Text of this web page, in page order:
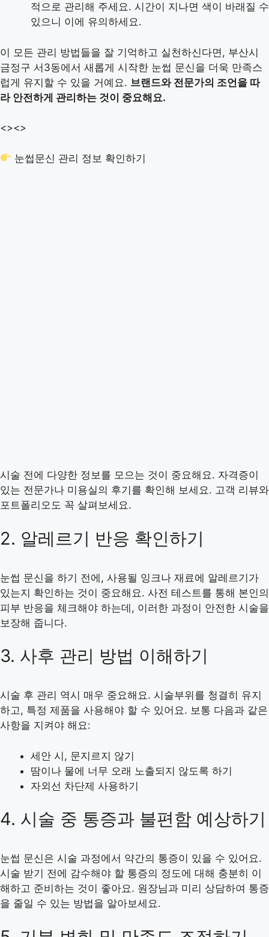
적으로 관리해 주세요. 시간이 지나면 색이 바래질 수
있으니 이에 유의하세요.
이 모든 관리 방법들을 잘 기억하고 실천하신다면, 부산시
금정구 서3동에서 새롭게 시작한 눈썹 문신을 더욱 만족스
럽게 유지할 수 있을 거예요. 브랜드와 전문가의 조언을 따
라 안전하게 관리하는 것이 중요해요.
<><>
눈썹문신 관리 정보 확인하기
시술 전에 다양한 정보를 모으는 것이 중요해요. 자격증이
있는 전문가나 미용실의 후기를 확인해 보세요. 고객 리뷰와
포트폴리오도 꼭 살펴보세요.
2. 알레르기 반응 확인하기
눈썹 문신을 하기 전에, 사용될 잉크나 재료에 알레르기가
있는지 확인하는 것이 중요해요. 사전 테스트를 통해 본인의
피부 반응을 체크해야 하는데, 이러한 과정이 안전한 시술을
보장해 줍니다.
3. 사후 관리 방법 이해하기
시술 후 관리 역시 매우 중요해요. 시술부위를 청결히 유지
하고, 특정 제품을 사용해야 할 수 있어요. 보통 다음과 같은
사항을 지켜야 해요:
세안 시, 문지르지 않기
땀이나 물에 너무 오래 노출되지 않도록 하기
자외선 차단제 사용하기
4. 시술 중 통증과 불편함 예상하기
눈썹 문신은 시술 과정에서 약간의 통증이 있을 수 있어요.
시술 받기 전에 감수해야 할 통증의 정도에 대해 충분히 이
해하고 준비하는 것이 좋아요. 원장님과 미리 상담하여 통증
을 줄일 수 있는 방법을 알아보세요.